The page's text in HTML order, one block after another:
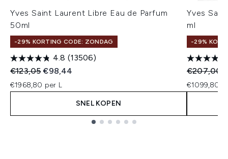
Yves Saint Laurent Libre Eau de Parfum
50ml
-29% KORTING CODE: ZONDAG
4.8 (13506)
Recommended Retail Price:
€123,05Huidige prijs:
€98,44
€1968,80 per L
SNEL KOPEN
Yves
ml
-29%
€207,00
€1099,80